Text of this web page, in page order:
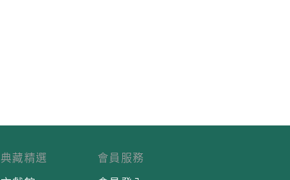
典藏精選
會員服務